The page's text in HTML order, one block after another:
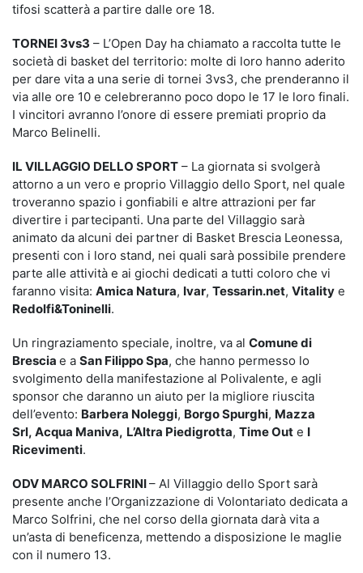
tifosi scatterà a partire dalle ore 18.
TORNEI 3vs3 – L’Open Day ha chiamato a raccolta tutte le
società di basket del territorio: molte di loro hanno aderito
per dare vita a una serie di tornei 3vs3, che prenderanno il
via alle ore 10 e celebreranno poco dopo le 17 le loro finali.
I vincitori avranno l’onore di essere premiati proprio da
Marco Belinelli.
IL VILLAGGIO DELLO SPORT – La giornata si svolgerà
attorno a un vero e proprio Villaggio dello Sport, nel quale
troveranno spazio i gonfiabili e altre attrazioni per far
divertire i partecipanti. Una parte del Villaggio sarà
animato da alcuni dei partner di Basket Brescia Leonessa,
presenti con i loro stand, nei quali sarà possibile prendere
parte alle attività e ai giochi dedicati a tutti coloro che vi
faranno visita: Amica Natura, Ivar, Tessarin.net, Vitality e
Redolfi&Toninelli.
Un ringraziamento speciale, inoltre, va al Comune di
Brescia e a San Filippo Spa, che hanno permesso lo
svolgimento della manifestazione al Polivalente, e agli
sponsor che daranno un aiuto per la migliore riuscita
dell’evento: Barbera Noleggi, Borgo Spurghi, Mazza
Srl, Acqua Maniva, L’Altra Piedigrotta, Time Out e I
Ricevimenti.
ODV MARCO SOLFRINI– Al Villaggio dello Sport sarà
presente anche l’Organizzazione di Volontariato dedicata a
Marco Solfrini, che nel corso della giornata darà vita a
un’asta di beneficenza, mettendo a disposizione le maglie
con il numero 13.